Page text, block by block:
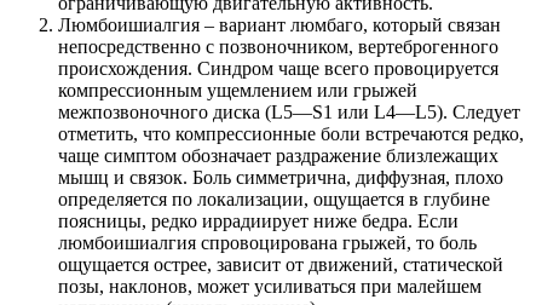
Люмбоишиалгия – вариант люмбаго, который связан
непосредственно с позвоночником, вертеброгенного
происхождения. Синдром чаще всего провоцируется
компрессионным ущемлением или грыжей
межпозвоночного диска (L5—S1 или L4—L5). Следует
отметить, что компрессионные боли встречаются редко,
чаще симптом обозначает раздражение близлежащих
мышц и связок. Боль симметрична, диффузная, плохо
определяется по локализации, ощущается в глубине
поясницы, редко иррадиирует ниже бедра. Если
люмбоишиалгия спровоцирована грыжей, то боль
ощущается острее, зависит от движений, статической
позы, наклонов, может усиливаться при малейшем